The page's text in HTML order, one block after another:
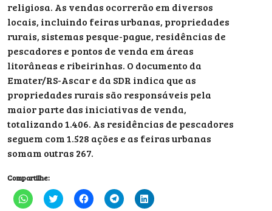
religiosa. As vendas ocorrerão em diversos
locais, incluindo feiras urbanas, propriedades
rurais, sistemas pesque-pague, residências de
pescadores e pontos de venda em áreas
litorâneas e ribeirinhas. O documento da
Emater/RS-Ascar e da SDR indica que as
propriedades rurais são responsáveis pela
maior parte das iniciativas de venda,
totalizando 1.406. As residências de pescadores
seguem com 1.528 ações e as feiras urbanas
somam outras 267.
Compartilhe:
Clique
para
Clique
para
Clique
para
Clique
para
Clique
para